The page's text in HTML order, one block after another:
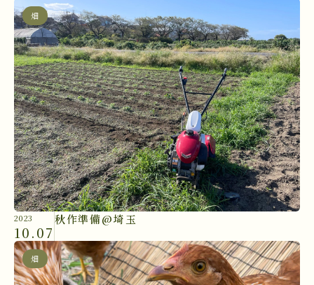
畑
2023
10.07
秋作準備@埼玉
畑